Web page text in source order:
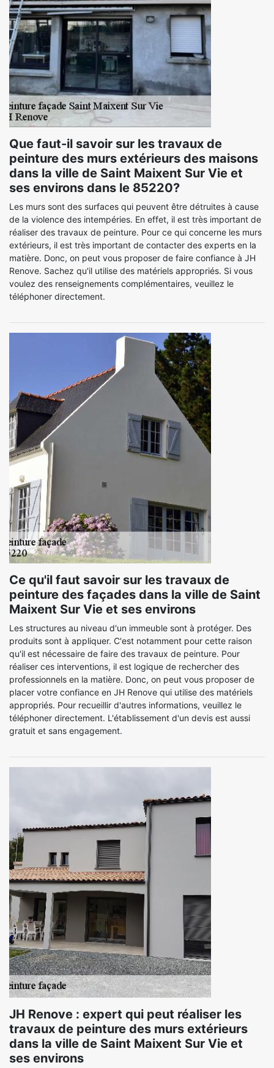
Que faut-il savoir sur les travaux de
peinture des murs extérieurs des maisons
dans la ville de Saint Maixent Sur Vie et
ses environs dans le 85220?
Les murs sont des surfaces qui peuvent être détruites à cause
de la violence des intempéries. En effet, il est très important de
réaliser des travaux de peinture. Pour ce qui concerne les murs
extérieurs, il est très important de contacter des experts en la
matière. Donc, on peut vous proposer de faire confiance à JH
Renove. Sachez qu'il utilise des matériels appropriés. Si vous
voulez des renseignements complémentaires, veuillez le
téléphoner directement.
Ce qu'il faut savoir sur les travaux de
peinture des façades dans la ville de Saint
Maixent Sur Vie et ses environs
Les structures au niveau d'un immeuble sont à protéger. Des
produits sont à appliquer. C'est notamment pour cette raison
qu'il est nécessaire de faire des travaux de peinture. Pour
réaliser ces interventions, il est logique de rechercher des
professionnels en la matière. Donc, on peut vous proposer de
placer votre confiance en JH Renove qui utilise des matériels
appropriés. Pour recueillir d'autres informations, veuillez le
téléphoner directement. L'établissement d'un devis est aussi
gratuit et sans engagement.
JH Renove : expert qui peut réaliser les
travaux de peinture des murs extérieurs
dans la ville de Saint Maixent Sur Vie et
ses environs